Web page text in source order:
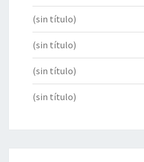
(sin título)
(sin título)
(sin título)
(sin título)